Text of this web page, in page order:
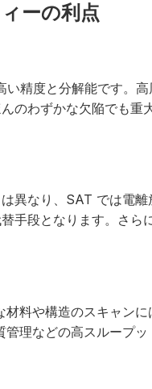
ーの利点
精度と分解能です。
のわずかな欠陥でも
異なり、SAT では電
手段となります。さ
料や構造のスキャン
理などの高スループ